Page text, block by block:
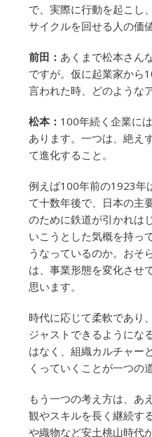
で、実際に行動を起こし
サイクルを回せる人の価
前田： あくまで松本さん
ですが。仮に起業家から
言われた時、どのような
松本： 100年続く企業に
あります。一つは、絶え
て進化すること。
例えば100年前の1923年
て十数年後で、日本の主
のために鉄道が引かれは
いこうとした気概を持っ
うなっているのか。おそ
は、事業形態を変化させ
思います。
時代に応じて柔軟であり
ジャストできるようにな
はなく、組織カルチャー
くっていくことが一つの
もう一つの考え方は、あ
観やスキルを長く継続す
や織物など安土桃山時代